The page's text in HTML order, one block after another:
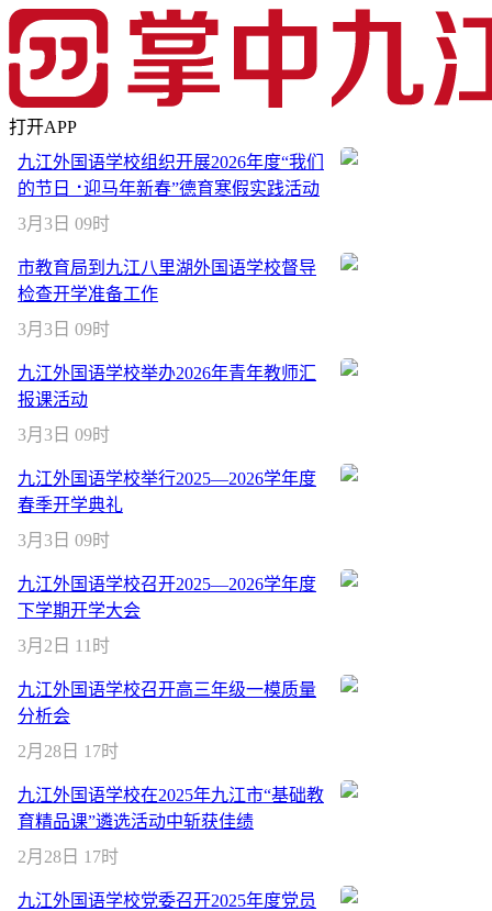
打开APP
九江外国语学校组织开展2026年度“我们
的节日⠐迎马年新春”德育寒假实践活动
3月3日 09时
市教育局到九江八里湖外国语学校督导
检查开学准备工作
3月3日 09时
九江外国语学校举办2026年青年教师汇
报课活动
3月3日 09时
九江外国语学校举行2025—2026学年度
春季开学典礼
3月3日 09时
九江外国语学校召开2025—2026学年度
下学期开学大会
3月2日 11时
九江外国语学校召开高三年级一模质量
分析会
2月28日 17时
九江外国语学校在2025年九江市“基础教
育精品课”遴选活动中斩获佳绩
2月28日 17时
九江外国语学校党委召开2025年度党员